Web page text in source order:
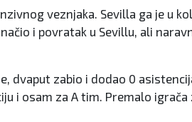
veznjaka. Sevilla ga je u
i povratak u Sevillu, ali
dvaput zabio i dodao 0
i osam za A tim. Premalo igrača